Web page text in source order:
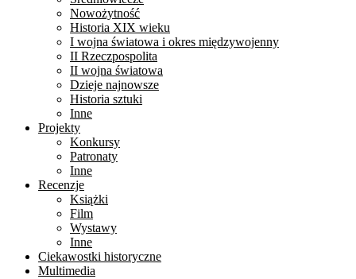
Nowożytność
Historia XIX wieku
I wojna światowa i okres międzywojenny
II Rzeczpospolita
II wojna światowa
Dzieje najnowsze
Historia sztuki
Inne
Projekty
Konkursy
Patronaty
Inne
Recenzje
Książki
Film
Wystawy
Inne
Ciekawostki historyczne
Multimedia